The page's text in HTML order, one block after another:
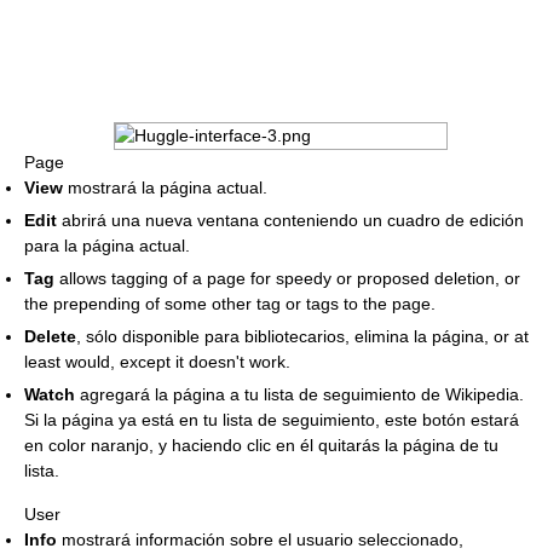
Page
View mostrará la página actual.
Edit abrirá una nueva ventana conteniendo un cuadro de edición
para la página actual.
Tag allows tagging of a page for speedy or proposed deletion, or
the prepending of some other tag or tags to the page.
Delete , sólo disponible para bibliotecarios, elimina la página, or at
least would, except it doesn't work.
Watch agregará la página a tu lista de seguimiento de Wikipedia.
Si la página ya está en tu lista de seguimiento, este botón estará
en color naranjo, y haciendo clic en él quitarás la página de tu
lista.
User
Info mostrará información sobre el usuario seleccionado,